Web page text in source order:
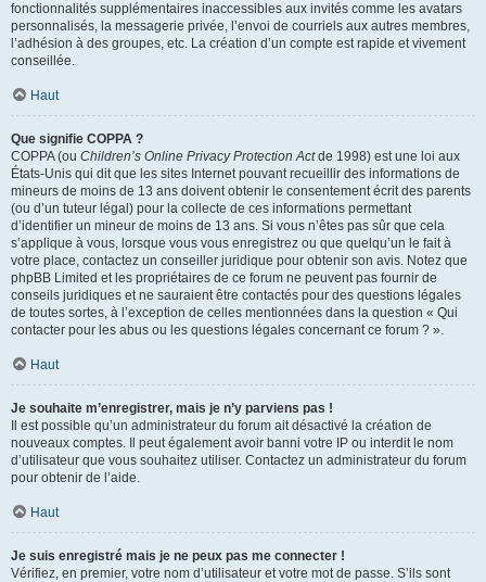
fonctionnalités supplémentaires inaccessibles aux invités comme les avatars
personnalisés, la messagerie privée, l’envoi de courriels aux autres membres,
l’adhésion à des groupes, etc. La création d’un compte est rapide et vivement
conseillée.
Haut
Que signifie COPPA ?
COPPA (ou Children’s Online Privacy Protection Actde 1998) est une loi aux
États-Unis qui dit que les sites Internet pouvant recueillir des informations de
mineurs de moins de 13 ans doivent obtenir le consentement écrit des parents
(ou d’un tuteur légal) pour la collecte de ces informations permettant
d’identifier un mineur de moins de 13 ans. Si vous n’êtes pas sûr que cela
s’applique à vous, lorsque vous vous enregistrez ou que quelqu’un le fait à
votre place, contactez un conseiller juridique pour obtenir son avis. Notez que
phpBB Limited et les propriétaires de ce forum ne peuvent pas fournir de
conseils juridiques et ne sauraient être contactés pour des questions légales
de toutes sortes, à l’exception de celles mentionnées dans la question « Qui
contacter pour les abus ou les questions légales concernant ce forum ? ».
Haut
Je souhaite m’enregistrer, mais je n’y parviens pas !
Il est possible qu’un administrateur du forum ait désactivé la création de
nouveaux comptes. Il peut également avoir banni votre IP ou interdit le nom
d’utilisateur que vous souhaitez utiliser. Contactez un administrateur du forum
pour obtenir de l’aide.
Haut
Je suis enregistré mais je ne peux pas me connecter !
Vérifiez, en premier, votre nom d’utilisateur et votre mot de passe. S’ils sont